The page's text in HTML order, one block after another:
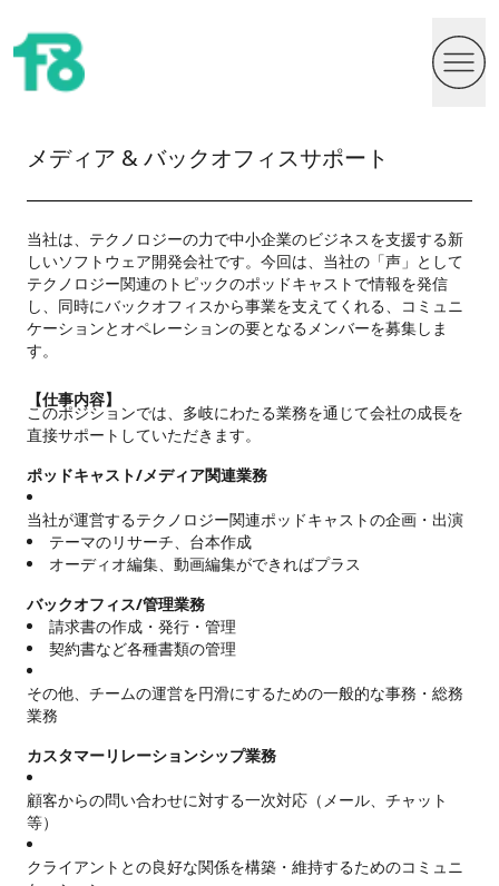
メディア & バックオフィスサポート
当社は、テクノロジーの力で中小企業のビジネスを支援する新
しいソフトウェア開発会社です。今回は、当社の「声」として
テクノロジー関連のトピックのポッドキャストで情報を発信
し、同時にバックオフィスから事業を支えてくれる、コミュニ
ケーションとオペレーションの要となるメンバーを募集しま
す。
【仕事内容】
このポジションでは、多岐にわたる業務を通じて会社の成長を
直接サポートしていただきます。
ポッドキャスト/メディア関連業務
当社が運営するテクノロジー関連ポッドキャストの企画・出演
テーマのリサーチ、台本作成
オーディオ編集、動画編集ができればプラス
バックオフィス/管理業務
請求書の作成・発行・管理
契約書など各種書類の管理
その他、チームの運営を円滑にするための一般的な事務・総務
業務
カスタマーリレーションシップ業務
顧客からの問い合わせに対する一次対応（メール、チャット
等）
クライアントとの良好な関係を構築・維持するためのコミュニ